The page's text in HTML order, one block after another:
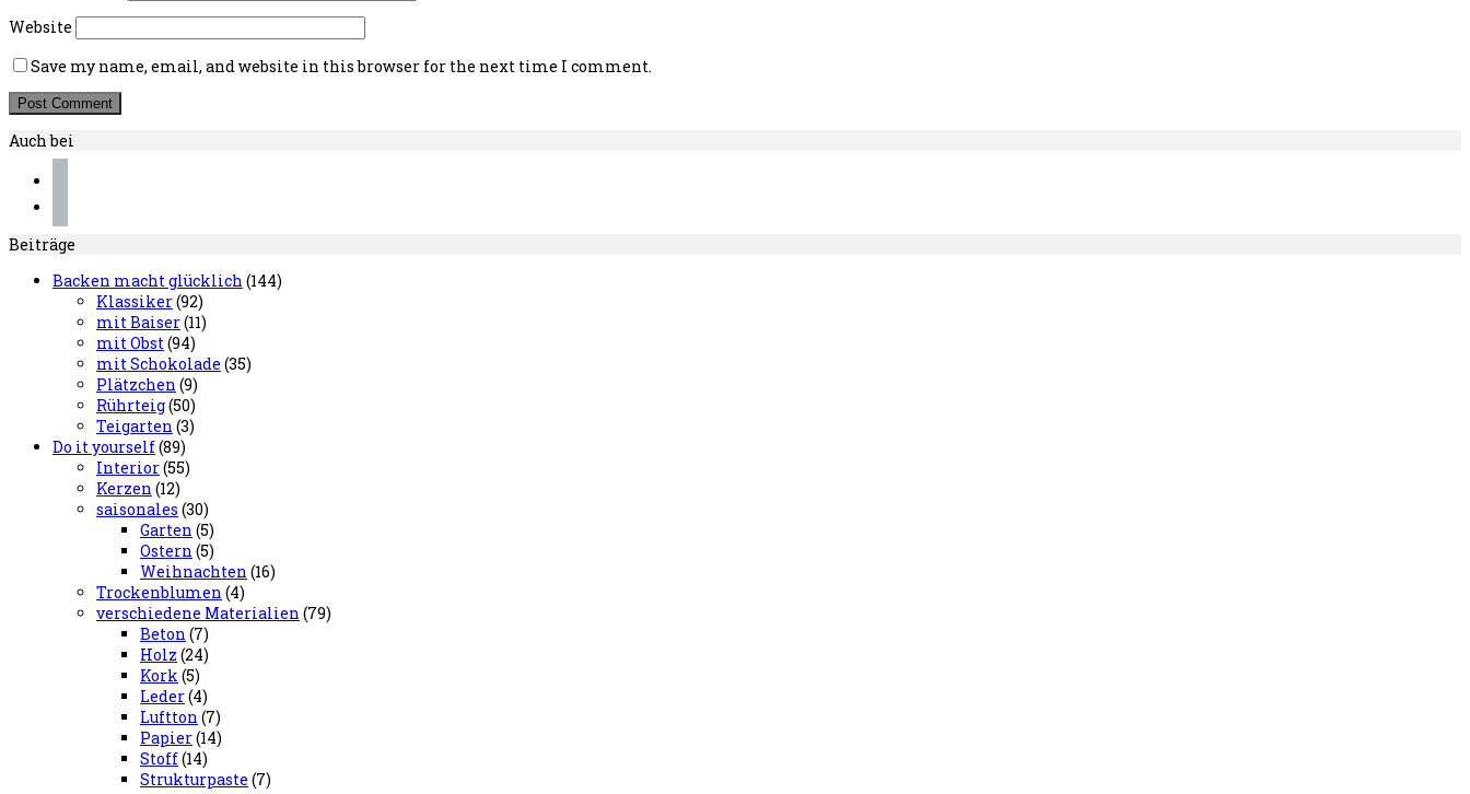
Website
Save my name, email, and website in this browser for the next time I comment.
Auch bei
Beiträge
Backen macht glücklich (144)
Klassiker(92)
mit Baiser(11)
mit Obst (94)
mit Schokolade (35)
Plätzchen (9)
Rührteig(50)
Teigarten (3)
Do it yourself(89)
Interior(55)
Kerzen (12)
saisonales (30)
Garten (5)
Ostern (5)
Weihnachten (16)
Trockenblumen (4)
verschiedene Materialien (79)
Beton (7)
Holz (24)
Kork (5)
Leder(4)
Luftton (7)
Papier(14)
Stoff(14)
Strukturpaste (7)